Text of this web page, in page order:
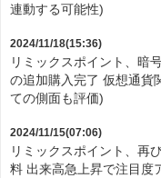
連動する可能性)
2024/11/18(15:36)
リミックスポイント、暗
の追加購入完了 仮想通貨
ての側面も評価)
2024/11/15(07:06)
リミックスポイント、再
料 出来高急上昇で注目度